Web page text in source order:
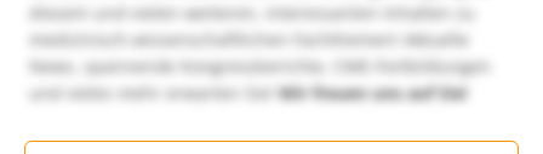
diesem und vielen weiteren, interessanten Inhalten zu
medizinisch-wissenschaftlichen Fachthemen! Aktuelle
News, spannende Kongressberichte, CME-Fortbildungen
und vieles mehr erwarten Sie!Wir freuen uns auf Sie!